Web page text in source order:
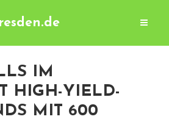
IM
HIGH-YIELD-D
MIT 600 M